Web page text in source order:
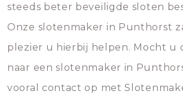
steeds beter beveiligde sloten
Onze slotenmaker in Punthorst
plezier u hierbij helpen. Mocht u
naar een slotenmaker in
vooral contact op met